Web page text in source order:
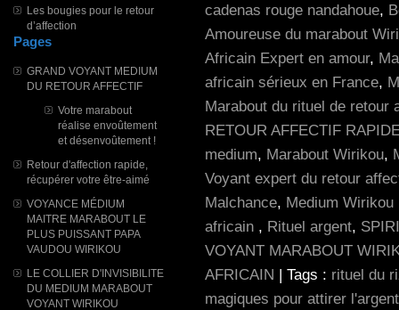
Les bougies pour le retour
d’affection
Pages
GRAND VOYANT MEDIUM
DU RETOUR AFFECTIF
Votre marabout
réalise envoûtement
et désenvoûtement !
Retour d'affection rapide,
récupérer votre être-aimé
VOYANCE MÉDIUM
MAITRE MARABOUT LE
PLUS PUISSANT PAPA
VAUDOU WIRIKOU
LE COLLIER D'INVISIBILITE
DU MEDIUM MARABOUT
VOYANT WIRIKOU
cadenas rouge nandahoue,
Amoureuse du marabout
Africain Expert en amour,
africain sérieux en France,
Marabout du rituel de retour
RETOUR AFFECTIF
medium, Marabout Wirikou,
Voyant expert du retour
Malchance, Medium Wirikou
africain , Rituel argent,
VOYANT MARABOUT
AFRICAIN | Tags : rituel du
magiques pour attirer l'argent